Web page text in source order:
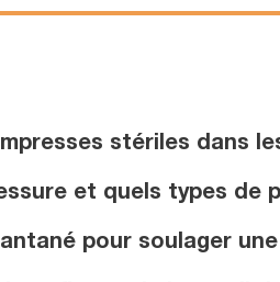
stériles dans
et quels types de
pour soulager